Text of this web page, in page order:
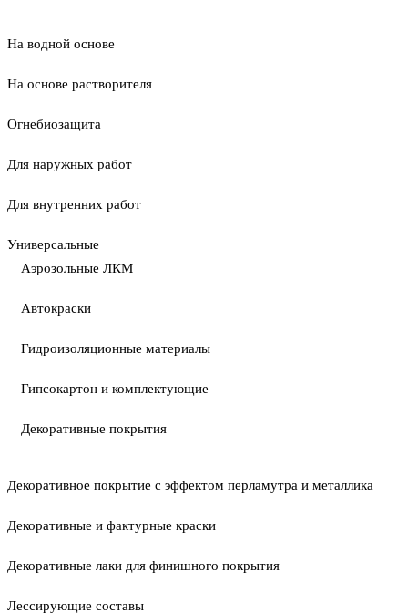
На водной основе
На основе растворителя
Огнебиозащита
Для наружных работ
Для внутренних работ
Универсальные
Аэрозольные ЛКМ
Автокраски
Гидроизоляционные материалы
Гипсокартон и комплектующие
Декоративные покрытия
Декоративное покрытие с эффектом перламутра и металлика
Декоративные и фактурные краски
Декоративные лаки для финишного покрытия
Лессирующие составы